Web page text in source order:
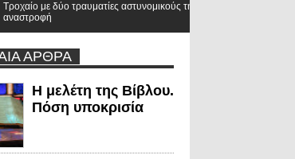
της ΔΙΑΣ στο Λαγονήσι – Αυτοκίνητο επιχείρησε
ΑΡΘΡΑ
Η μελέτη της Βίβλου.
Πόση υποκρισία